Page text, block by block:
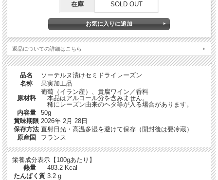
5mm程度の小さな一粒から放たれる何とも魅惑的な香りが鼻腔をくすぐりま
チーズやサラミ、あるいはパテなどと一緒に、その美味を引き立て合うこと請け
在庫 SOLD OUT
返品についての詳細はこちら
品名
ソーテルヌ漬けセミドライレーズン
名称
果実加工品
原材料
葡萄（イラン産）、貴腐ワイン／香料
本品はアルコール分を含みません。
稀にレーズン由来のヘタ等が入る場合があります。
内容量
50g
賞味期限 2026年 2月 28日
保存方法 直射日光・高温多湿を避けて保存（開封後は要冷蔵）
原産国
フランス
栄養成分表示【100gあたり】
熱量
483.2 Kcal
たんぱく質 3.2 g